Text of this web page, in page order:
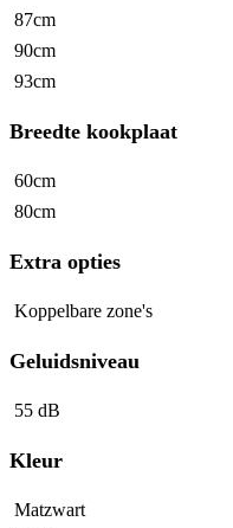
87cm
90cm
93cm
Breedte kookplaat
60cm
80cm
Extra opties
Koppelbare zone's
Geluidsniveau
55 dB
Kleur
Matzwart